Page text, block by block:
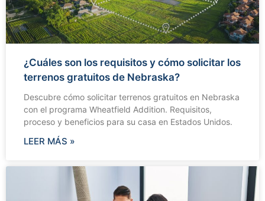
¿Cuáles son los requisitos y cómo solicitar los
terrenos gratuitos de Nebraska?
Descubre cómo solicitar terrenos gratuitos en Nebraska
con el programa Wheatfield Addition. Requisitos,
proceso y beneficios para su casa en Estados Unidos.
LEER MÁS »